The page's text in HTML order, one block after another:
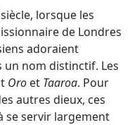
siècle, lorsque les
de Londres
adoraient
nom distinctif. Les
Oro et Taaroa. Pour
autres dieux, ces
se servir largement